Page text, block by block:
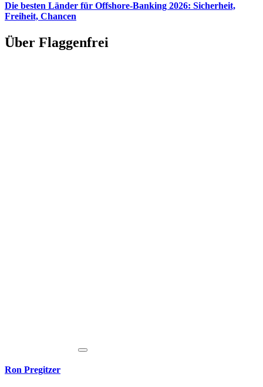
Die besten Länder für Offshore-Banking 2026: Sicherheit,
Freiheit, Chancen
Über Flaggenfrei
Ron Pregitzer